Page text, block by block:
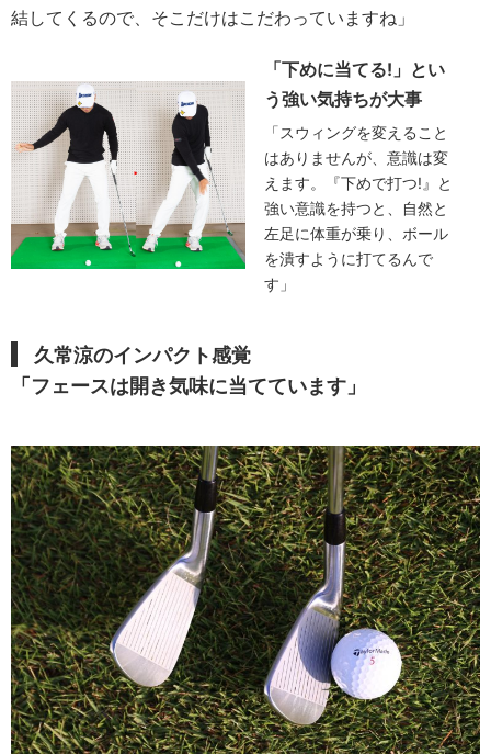
結してくるので、そこだけはこだわっていますね」
「下めに当てる!」とい
う強い気持ちが大事
「スウィングを変えること
はありませんが、意識は変
えます。『下めで打つ!』と
強い意識を持つと、自然と
左足に体重が乗り、ボール
を潰すように打てるんで
す」
久常涼のインパクト感覚
「フェースは開き気味に当てています」